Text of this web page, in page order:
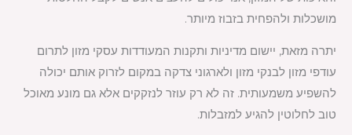
מושכלות ולהפחית בזבוז מיותר.
יתרה מזאת, יישום מדיניות ותקנות המעודדות עסקי מזון לתרום
עודפי מזון לבנקי מזון ולארגוני צדקה במקום לזרוק אותם יכולה
להשפיע משמעותית. זה לא רק עוזר לנזקקים אלא גם מונע מאוכל
טוב לחלוטין להגיע למזבלות.